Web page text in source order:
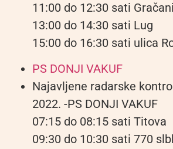
11:00 do 12:30 sati
13:00 do 14:30 sati Lug
15:00 do 16:30 sati ulica
PS DONJI VAKUF
Najavljene radarske
2022. -PS DONJI VAKUF
07:15 do 08:15 sati Titova
09:30 do 10:30 sati 770